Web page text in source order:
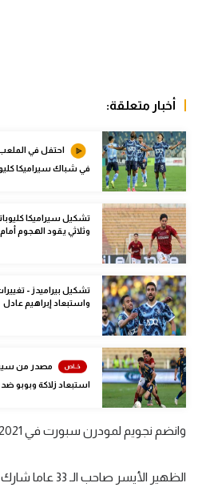
أقسام خاصة
Gamers
ميركاتو
تحقيق في الجول
تحليل في الجول
حكايات في الجول
كويز في الجول
فيديو في الجول
أخبار متعلقة:
احتفل في
في شباك سيراميكا
تشكيل سيراميكا
وثلاثي يقود الهجوم أمام
تشكيل بيراميدز -
واستبعاد إبراهيم عادل
مصدر من
استبعاد زلاكة وبوبو ضد
وانضم نجويم لمودرن سبورت في 2021 قادما من الجونة.
الظهير الأيسر